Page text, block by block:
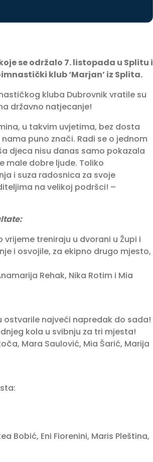
se održalo 7. listopada u Splitu i
klub ‘Marjan’ iz Splita.
kluba Dubrovnik vratile su
državno natjecanje!
u takvim uvjetima, bez dosta
puno znači. Radi se o jednom
djeca nisu danas samo pokazala
male dobre ljude. Toliko
i suza radosnica za svoje
na velikoj podršci! –
vrijeme treniraju u dvorani u Župi i
i osvojile, za ekipno drugo mjesto,
Rehak, Nika Rotim i Mia
ostvarile najveći napredak do sada!
kola u svibnju za tri mjesta!
Mara Saulović, Mia Šarić, Marija
Bobić, Eni Fiorenini, Maris Pleština,